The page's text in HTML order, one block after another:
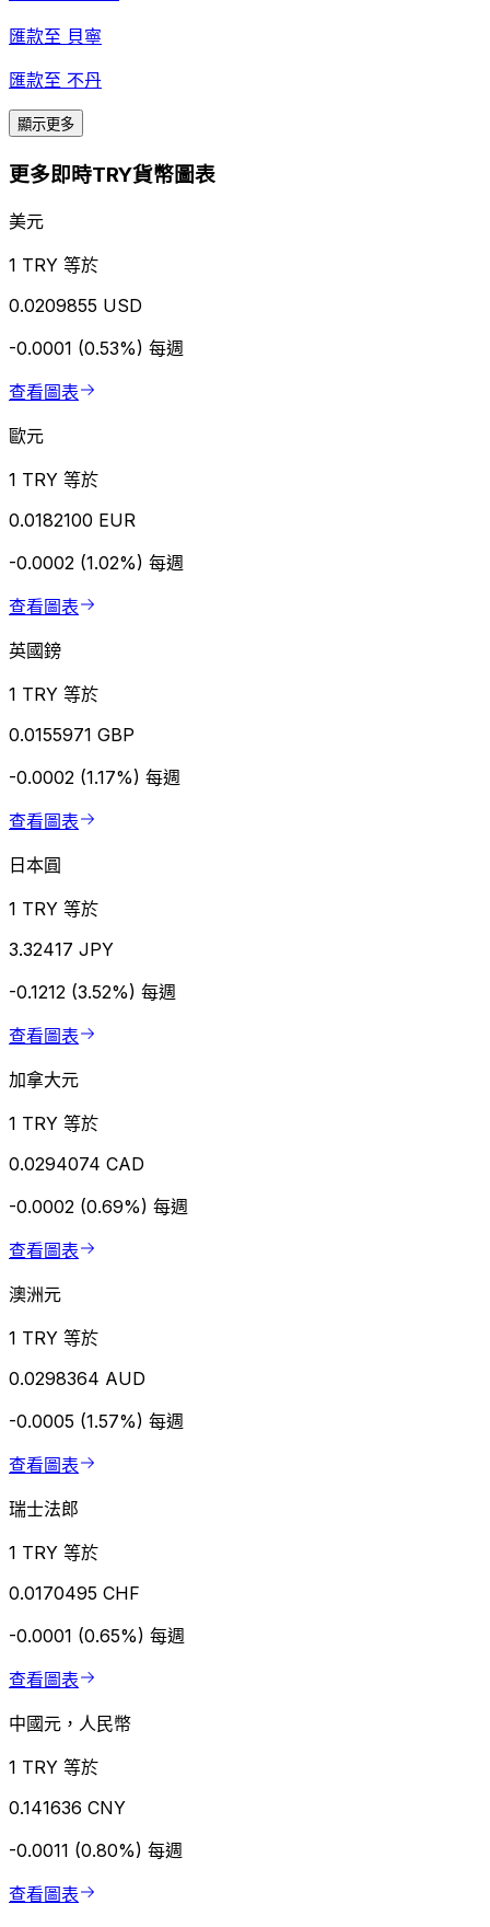
匯款至 貝寧
匯款至 不丹
顯示更多
更多即時TRY貨幣圖表
美元
1 TRY 等於
0.0209855 USD
-0.0001 (0.53%) 每週
查看圖表
歐元
1 TRY 等於
0.0182100 EUR
-0.0002 (1.02%) 每週
查看圖表
英國鎊
1 TRY 等於
0.0155971 GBP
-0.0002 (1.17%) 每週
查看圖表
日本圓
1 TRY 等於
3.32417 JPY
-0.1212 (3.52%) 每週
查看圖表
加拿大元
1 TRY 等於
0.0294074 CAD
-0.0002 (0.69%) 每週
查看圖表
澳洲元
1 TRY 等於
0.0298364 AUD
-0.0005 (1.57%) 每週
查看圖表
瑞士法郎
1 TRY 等於
0.0170495 CHF
-0.0001 (0.65%) 每週
查看圖表
中國元，人民幣
1 TRY 等於
0.141636 CNY
-0.0011 (0.80%) 每週
查看圖表